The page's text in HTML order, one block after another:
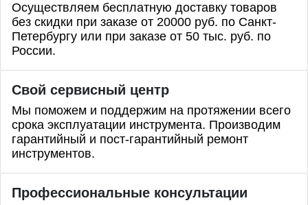
Осуществляем бесплатную доставку товаров
без скидки при заказе от 20000 руб. по Санкт-
Петербургу или при заказе от 50 тыс. руб. по
России.
Свой сервисный центр
Мы поможем и поддержим на протяжении всего
срока эксплуатации инструмента. Производим
гарантийный и пост-гарантийный ремонт
инструментов.
Профессиональные консультации